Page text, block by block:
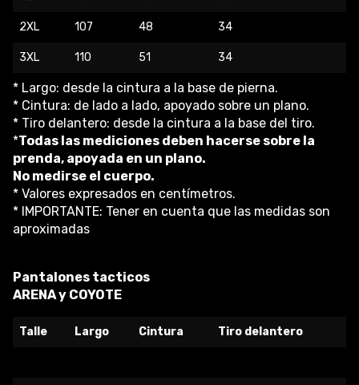
2XL 107 48 34
3XL 110 51 34
* Largo: desde la cintura a la base de pierna.
* Cintura: de lado a lado, apoyado sobre un plano.
* Tiro delantero: desde la cintura a la base del tiro.
*Todas las mediciones deben hacerse sobre la
prenda, apoyada en un plano.
No medirse el cuerpo.
* Valores expresados en centímetros.
* IMPORTANTE: Tener en cuenta que las medidas son
aproximadas
Pantalones tacticos
ARENA y COYOTE
Talle Largo Cintura Tiro delantero